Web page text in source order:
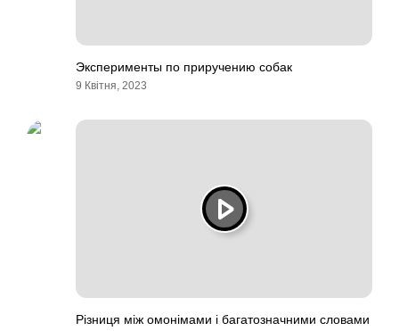
Эксперименты по приручению собак
9 Квітня, 2023
Різниця між омонімами і багатозначними словами